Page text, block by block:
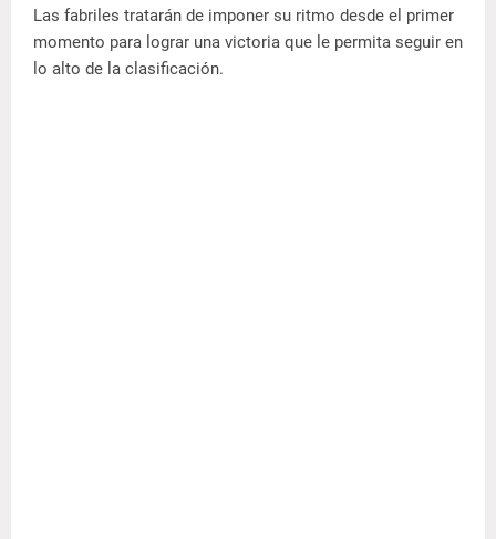
Las fabriles tratarán de imponer su ritmo desde el primer
momento para lograr una victoria que le permita seguir en
lo alto de la clasificación.